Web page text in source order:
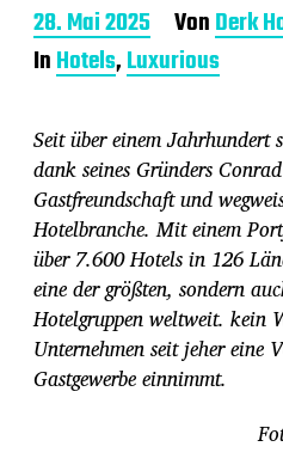
B
e
i
a
g
s
d
a
t
u
m
28. Mai 2025 VonDerk
InHotels,Luxurious
Seit über einem
dank seines Gründers
Gastfreundschaft und
Hotelbranche. Mit einem
über 7.600 Hotels in 126
eine der größten, sondern
Hotelgruppen weltweit. kein
Unternehmen seit jeher eine
Gastgewerbe einnimmt.